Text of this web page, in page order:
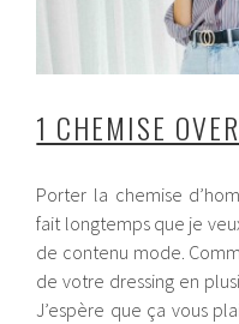
1 CHEMISE
Porter la chemise
fait longtemps que je
de contenu mode.
de votre dressing en
J’espère que ça vous